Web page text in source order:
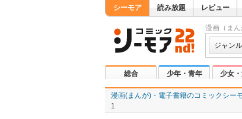
シーモア 読み放題 レビュー
漫画（ま
ジャン
総合 少年・青年 少女
漫画(まんが)・電子書籍のコミックシー
1